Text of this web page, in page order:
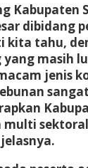
Kabupaten
dibidang
kita tahu,
yang masih
jenis